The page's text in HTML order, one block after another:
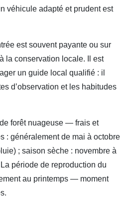
véhicule adapté et prudent est
est souvent payante ou sur
la conservation locale. Il est
un guide local qualifié : il
d’observation et les habitudes
forêt nuageuse — frais et
: généralement de mai à octobre
; saison sèche : novembre à
période de reproduction du
au printemps — moment